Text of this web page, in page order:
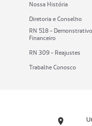
Nossa História
Diretoria e Conselho
RN 518 - Demonstrativo
Financeiro
RN 309 - Reajustes
Trabalhe Conosco